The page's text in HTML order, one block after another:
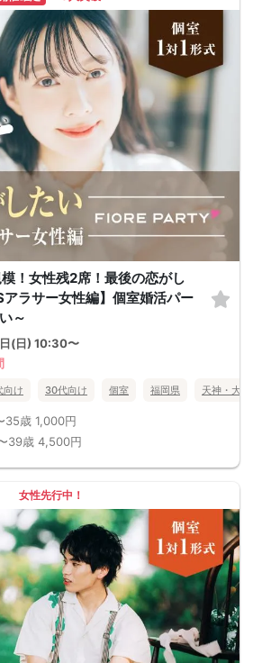
！女性残2席！最後の恋がし
ラサー女性編】個室婚活パー
～
(日) 10:30〜
向け 30代向け 個室 福岡県 天神・大名
35歳 1,000円
39歳 4,500円
女性先行中！